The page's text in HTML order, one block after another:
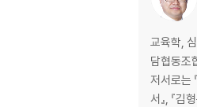
제2과목 집
제3과목 가
2023
제 1교시 (
제1과목.
교육학,
담협동조
저서로는
서』, 『